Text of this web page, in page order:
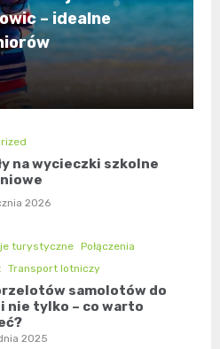
– idealne
na wycieczki szkolne
2026
turystyczne Połączenia
Transport lotniczy
samolotów do
nie tylko – co warto
2025